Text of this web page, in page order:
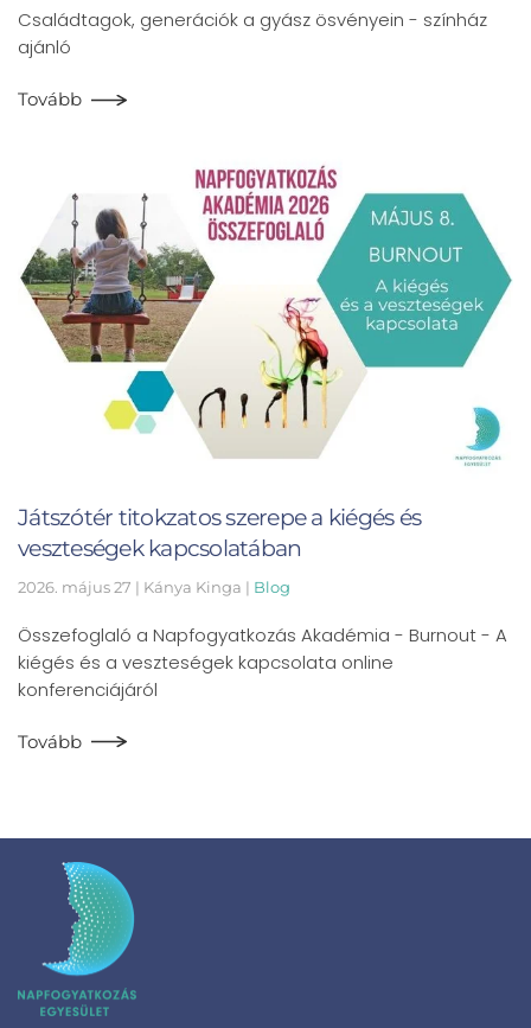
Családtagok, generációk a gyász ösvényein - színház
ajánló
Tovább
Játszótér titokzatos szerepe a kiégés és
veszteségek kapcsolatában
2026. május 27 | Kánya Kinga | Blog
Összefoglaló a Napfogyatkozás Akadémia - Burnout - A
kiégés és a veszteségek kapcsolata online
konferenciájáról
Tovább